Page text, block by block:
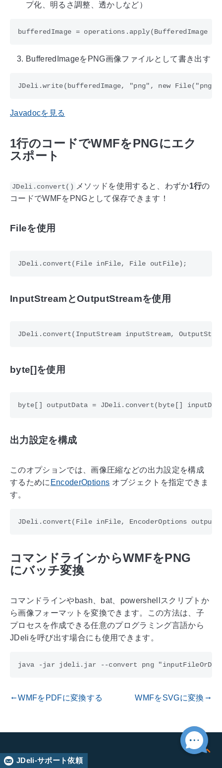
プ化、明るさ調整、透かしなど）
BufferedImageをPNG画像ファイルとして書き出す
Javadocを見る
1行のコードでWMFをPNGにエク
スポート
JDeli.convert() メソッドを使用すると、わずか1行の
コードでWMFをPNGとして保存できます！
Fileを使用
InputStreamとOutputStreamを使用
byte[]を使用
出力設定を構成
このオプションでは、画像圧縮などの出力設定を構成
するために EncoderOptions オブジェクトを指定できま
す。
コマンドラインからWMFをPNG
にバッチ変換
コマンドラインやbash、bat、powershellスクリプトか
ら画像フォーマットを変換できます。この方法は、子
プロセスを作成できる任意のプログラミング言語から
JDeliを呼び出す場合にも使用できます。
gdoc_arrow_left_altWMFをPDFに変換する WMFをSVGに変換 gdoc_arrow_right_alt
JDeli-サポート依頼